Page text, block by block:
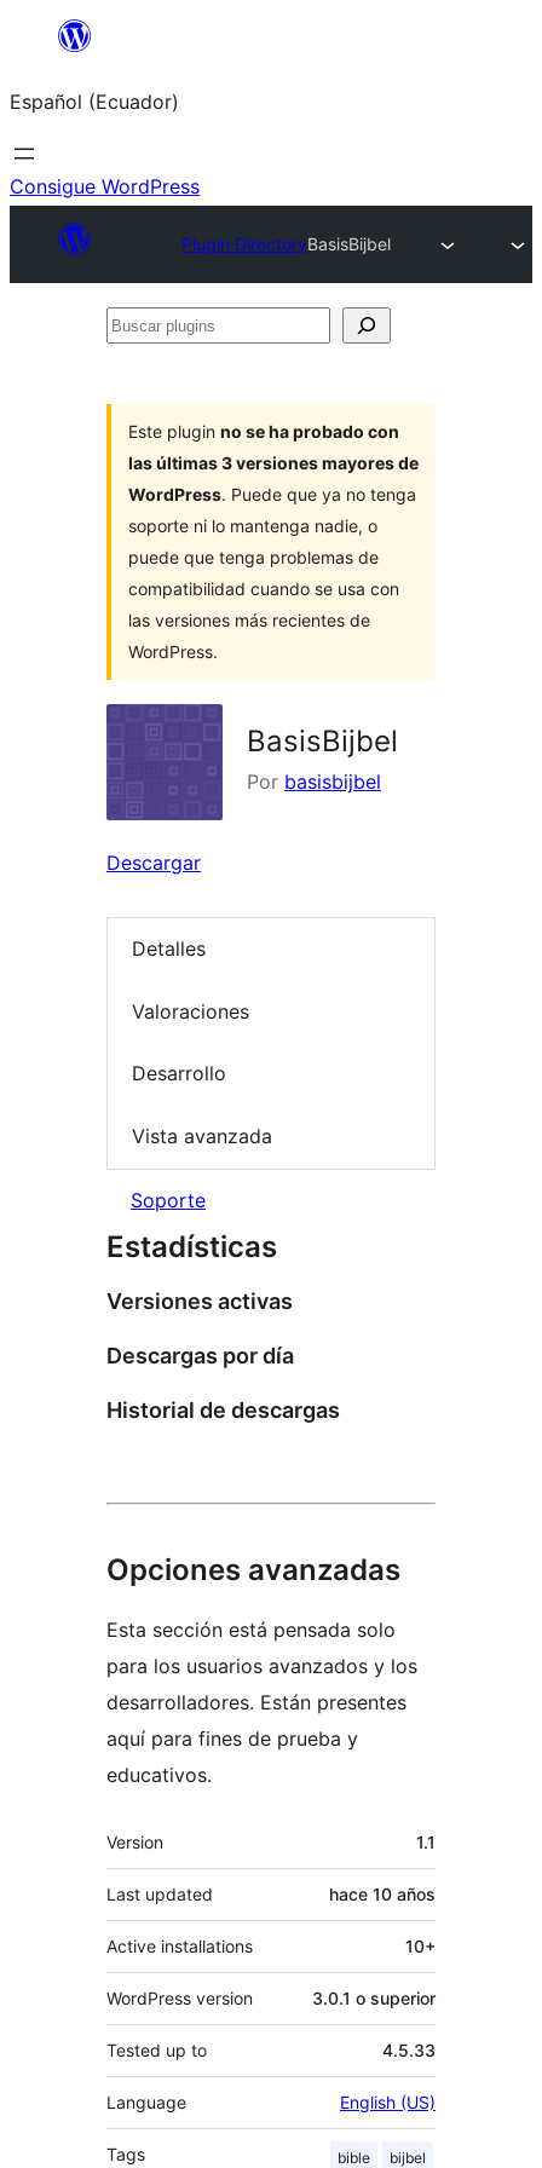
Saltar
contenido
Español (Ecuador)
Consigue WordPress
Plugin DirectoryBasisBijbel
Buscar
Este plugin no se ha probado con
las últimas 3 versiones mayores de
WordPress. Puede que ya no tenga
soporte ni lo mantenga nadie, o
puede que tenga problemas de
compatibilidad cuando se usa con
las versiones más recientes de
WordPress.
BasisBijbel
Por basisbijbel
Descargar
Detalles
Valoraciones
Desarrollo
Vista avanzada
Soporte
Estadísticas
Versiones activas
Descargas por día
Historial de descargas
Opciones avanzadas
Esta sección está pensada solo
para los usuarios avanzados y los
desarrolladores. Están presentes
aquí para fines de prueba y
educativos.
Meta
Version 1.1
Last updated hace 10 años
Active installations 10+
WordPress version 3.0.1 o superior
Tested up to 4.5.33
Language English (US)
Tags bible bijbel